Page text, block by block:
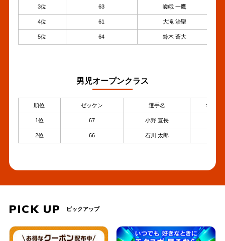
3位 63 嵯峨 一鷹
4位 61 大滝 治聖
5位 64 鈴木 蒼大
男児オープンクラス
順位 ゼッケン 選手名 年齢
1位 67 小野 宣長
2位 66 石川 太郎
PICK UP ピックアップ
PREV NEXT